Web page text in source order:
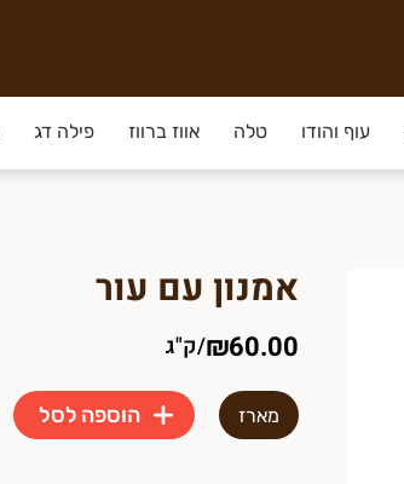
עוף והודו טלה אווז ברווז פילה דג
אמנון עם עור
₪60.00
/ק"ג
מארז הוספה לסל